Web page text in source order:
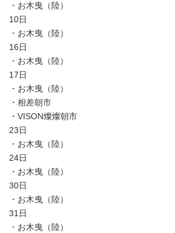
・お木曳（陸）
10日
・お木曳（陸）
16日
・お木曳（陸）
17日
・お木曳（陸）
・相差朝市
・VISON燦燦朝市
23日
・お木曳（陸）
24日
・お木曳（陸）
30日
・お木曳（陸）
31日
・お木曳（陸）